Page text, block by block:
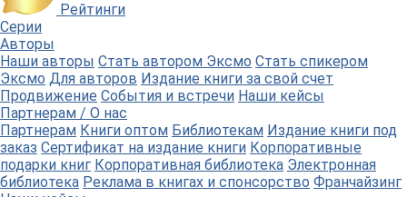
Рейтинги
Серии
Авторы
Наши авторы Стать автором Эксмо Стать спикером
Эксмо Для авторов Издание книги за свой счет
Продвижение События и встречи Наши кейсы
Партнерам / О нас
Партнерам Книги оптом Библиотекам Издание книги под
заказ Сертификат на издание книги Корпоративные
подарки книг Корпоративная библиотека Электронная
библиотека Реклама в книгах и спонсорство Франчайзинг